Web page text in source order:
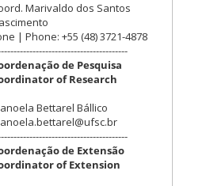
Marivaldo dos Santos
| Phone: +55 (48) 3721-4878
de Pesquisa
of Research
Bettarel Bállico
de Extensão
of Extension